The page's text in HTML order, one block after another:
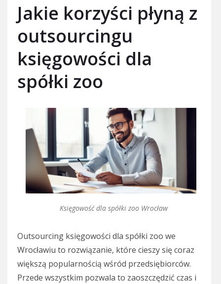
Jakie korzyści płyną z
outsourcingu
księgowości dla
spółki zoo
Księgowość dla spółki zoo Wrocław
Outsourcing księgowości dla spółki zoo we
Wrocławiu to rozwiązanie, które cieszy się coraz
większą popularnością wśród przedsiębiorców.
Przede wszystkim pozwala to zaoszczędzić czas i